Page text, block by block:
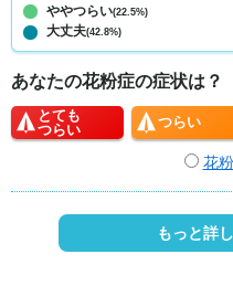
ややつらい(22.5%)
大丈夫(42.8%)
あなたの花粉症の症状は？
とても
つらい
つらい
花
もっと詳